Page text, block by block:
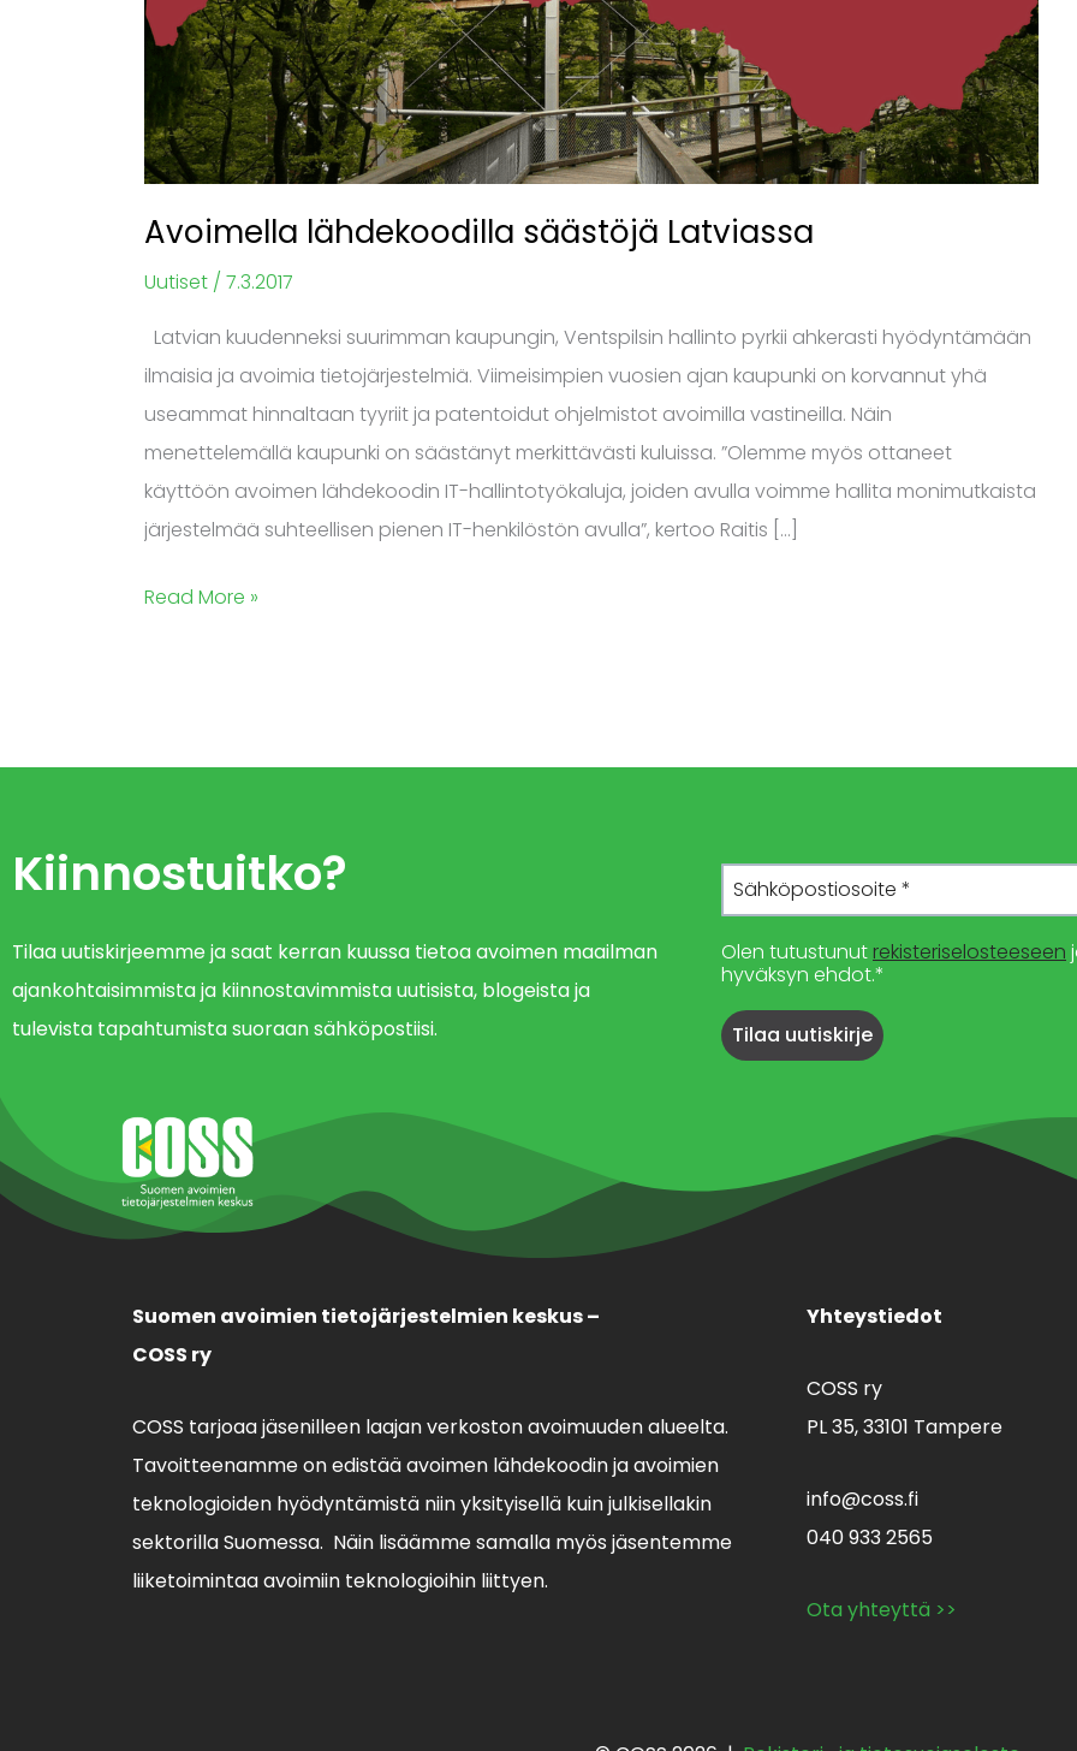
Avoimella lähdekoodilla säästöjä Latviassa
Uutiset / 7.3.2017
Latvian kuudenneksi suurimman kaupungin, Ventspilsin hallinto pyrkii ahkerasti hyödyntämään
ilmaisia ja avoimia tietojärjestelmiä. Viimeisimpien vuosien ajan kaupunki on korvannut yhä
useammat hinnaltaan tyyriit ja patentoidut ohjelmistot avoimilla vastineilla. Näin
menettelemällä kaupunki on säästänyt merkittävästi kuluissa. ”Olemme myös ottaneet
käyttöön avoimen lähdekoodin IT-hallintotyökaluja, joiden avulla voimme hallita monimutkaista
järjestelmää suhteellisen pienen IT-henkilöstön avulla”, kertoo Raitis […]
Read More »
Kiinnostuitko?
Tilaa uutiskirjeemme ja saat kerran kuussa tietoa avoimen maailman
ajankohtaisimmista ja kiinnostavimmista uutisista, blogeista ja
tulevista tapahtumista suoraan sähköpostiisi.
Olen tutustunut rekisteriselosteeseen
hyväksyn ehdot.*
Suomen avoimien tietojärjestelmien keskus –
COSS ry
COSS tarjoaa jäsenilleen laajan verkoston avoimuuden alueelta.
Tavoitteenamme on edistää avoimen lähdekoodin ja avoimien
teknologioiden hyödyntämistä niin yksityisellä kuin julkisellakin
sektorilla Suomessa. Näin lisäämme samalla myös jäsentemme
liiketoimintaa avoimiin teknologioihin liittyen.
Yhteystiedot
COSS ry
PL 35,33101 Tampere
info@coss.fi
040 933 2565
Ota yhteyttä >>